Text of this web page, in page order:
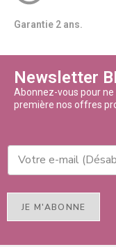
Garantie 2 ans.
Newsletter
Abonnez-vous pour
première nos offres
JE M'ABONNE